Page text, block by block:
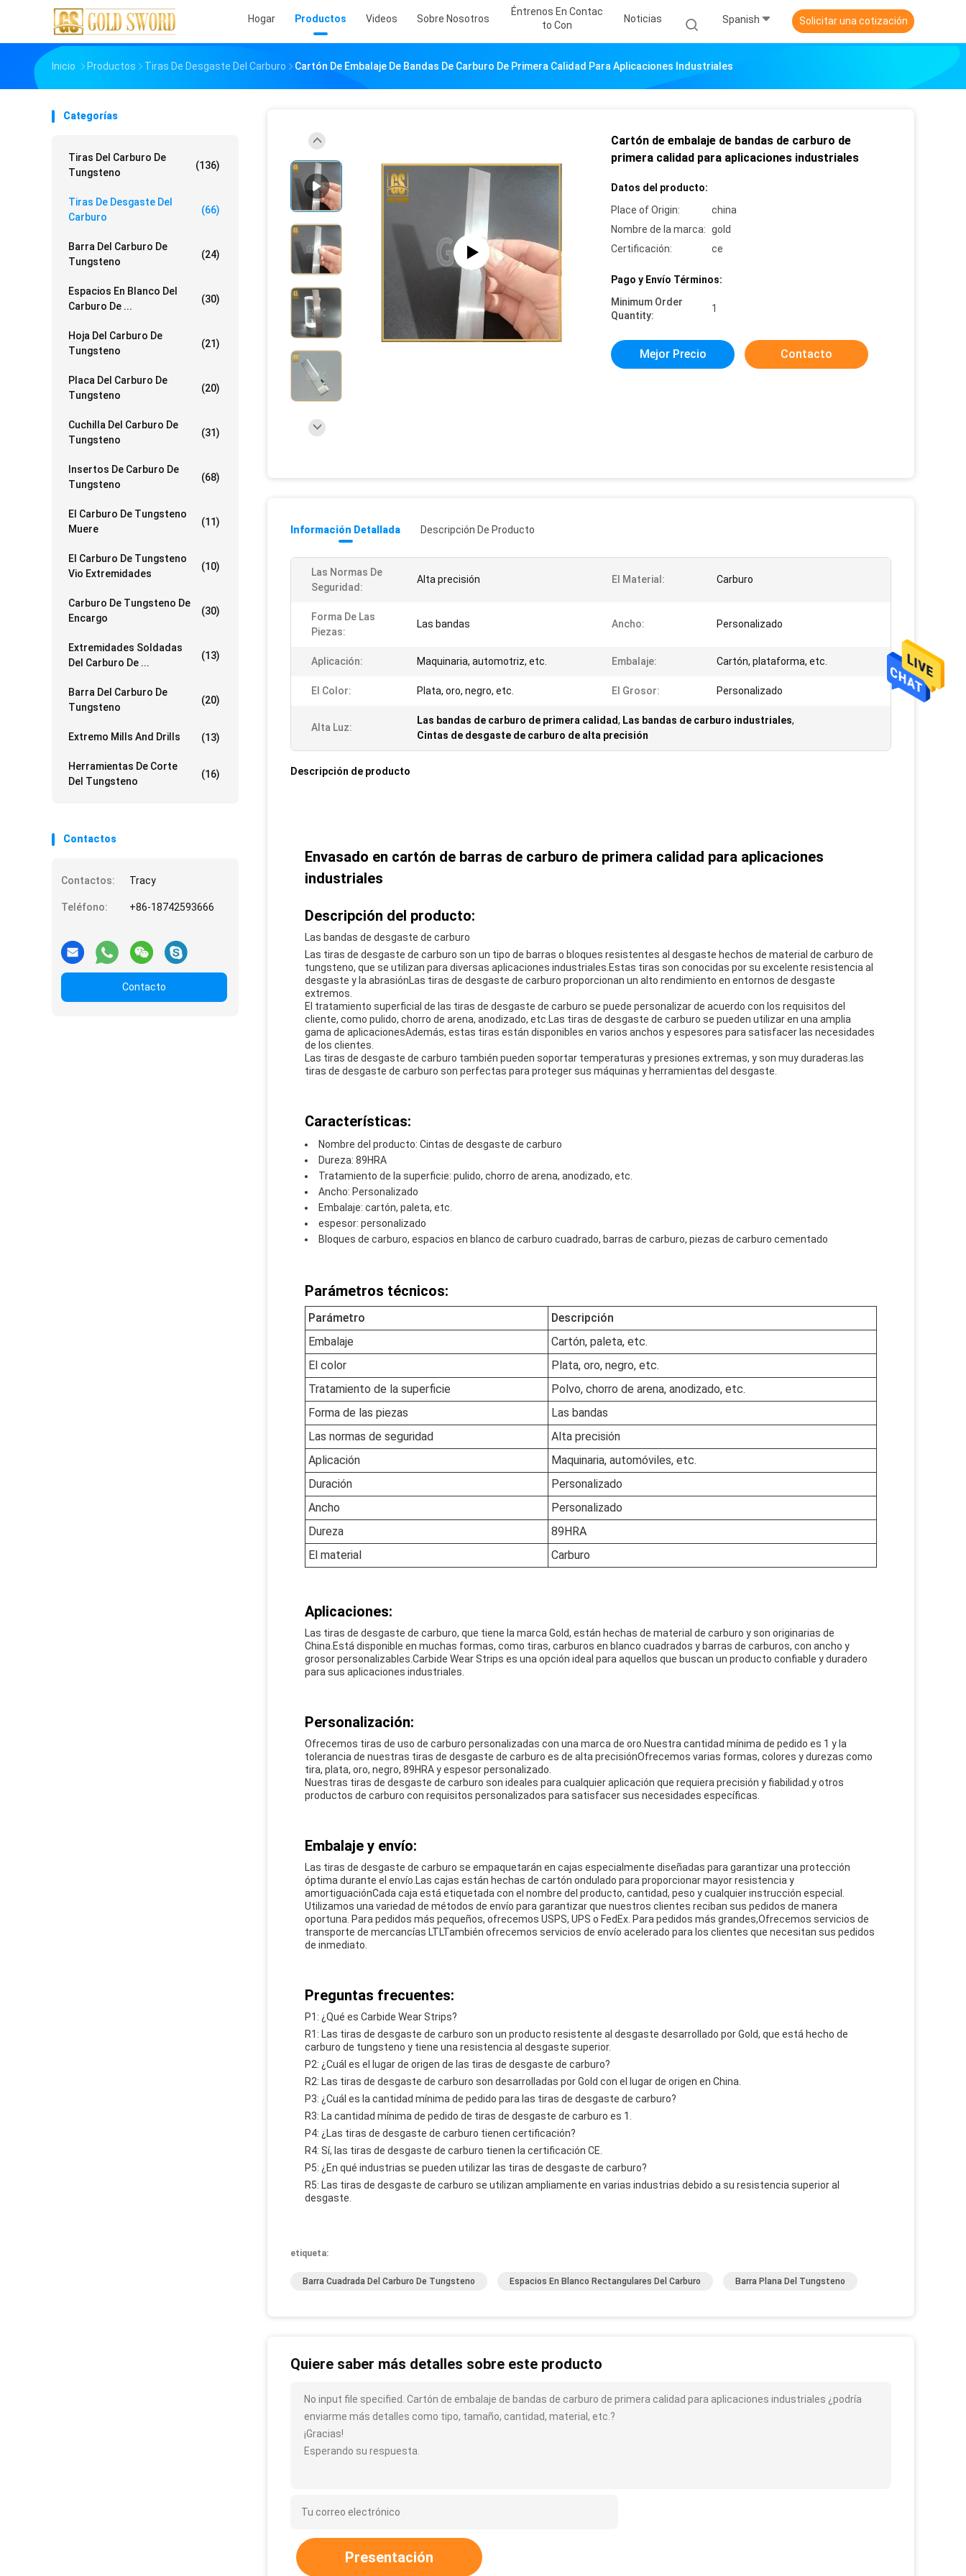
Hogar Productos Videos Sobre Nosotros
Éntrenos En Contac
To Con
Noticias Spanish Solicitar una cotización
Inicio Productos Tiras De Desgaste Del Carburo Cartón De Embalaje De Bandas De Carburo De Primera Calidad Para Aplicaciones Industriales
Categorías
Tiras Del Carburo De
Tungsteno
(136)
Tiras De Desgaste Del
Carburo
(66)
Barra Del Carburo De
Tungsteno
(24)
Espacios En Blanco Del
Carburo De ...
(30)
Hoja Del Carburo De
Tungsteno
(21)
Placa Del Carburo De
Tungsteno
(20)
Cuchilla Del Carburo De
Tungsteno
(31)
Insertos De Carburo De
Tungsteno
(68)
El Carburo De Tungsteno
Muere
(11)
El Carburo De Tungsteno
Vio Extremidades
(10)
Carburo De Tungsteno De
Encargo
(30)
Extremidades Soldadas
Del Carburo De ...
(13)
Barra Del Carburo De
Tungsteno
(20)
Extremo Mills And Drills (13)
Herramientas De Corte
Del Tungsteno
(16)
Contactos
Contactos: Tracy
Teléfono: +86-18742593666
Contacto
Cartón de embalaje de bandas de carburo de
primera calidad para aplicaciones industriales
Datos del producto:
Place of Origin:
china
Nombre de la marca: gold
Certificación:
ce
Pago y Envío Términos:
Minimum Order
Quantity:
1
Mejor Precio Contacto
Información Detallada Descripción De Producto
Las Normas De
Seguridad:
Alta precisión El Material: Carburo
Forma De Las
Piezas:
Las bandas Ancho: Personalizado
Aplicación: Maquinaria, automotriz, etc. Embalaje: Cartón, plataforma, etc.
El Color: Plata, oro, negro, etc. El Grosor: Personalizado
Alta Luz:
Las bandas de carburo de primera calidad, Las bandas de carburo industriales,
Cintas de desgaste de carburo de alta precisión
Descripción de producto
Envasado en cartón de barras de carburo de primera calidad para aplicaciones
industriales
Descripción del producto:
Las bandas de desgaste de carburo
Las tiras de desgaste de carburo son un tipo de barras o bloques resistentes al desgaste hechos de material de carburo de
tungsteno, que se utilizan para diversas aplicaciones industriales.Estas tiras son conocidas por su excelente resistencia al
desgaste y la abrasiónLas tiras de desgaste de carburo proporcionan un alto rendimiento en entornos de desgaste
extremos.
El tratamiento superficial de las tiras de desgaste de carburo se puede personalizar de acuerdo con los requisitos del
cliente, como pulido, chorro de arena, anodizado, etc.Las tiras de desgaste de carburo se pueden utilizar en una amplia
gama de aplicacionesAdemás, estas tiras están disponibles en varios anchos y espesores para satisfacer las necesidades
de los clientes.
Las tiras de desgaste de carburo también pueden soportar temperaturas y presiones extremas, y son muy duraderas.las
tiras de desgaste de carburo son perfectas para proteger sus máquinas y herramientas del desgaste.
Características:
Nombre del producto: Cintas de desgaste de carburo
Dureza: 89HRA
Tratamiento de la superficie: pulido, chorro de arena, anodizado, etc.
Ancho: Personalizado
Embalaje: cartón, paleta, etc.
espesor: personalizado
Bloques de carburo, espacios en blanco de carburo cuadrado, barras de carburo, piezas de carburo cementado
Parámetros técnicos:
Parámetro
Descripción
Embalaje
Cartón, paleta, etc.
El color
Plata, oro, negro, etc.
Tratamiento de la superficie
Polvo, chorro de arena, anodizado, etc.
Forma de las piezas
Las bandas
Las normas de seguridad
Alta precisión
Aplicación
Maquinaria, automóviles, etc.
Duración
Personalizado
Ancho
Personalizado
Dureza
89HRA
El material
Carburo
Aplicaciones:
Las tiras de desgaste de carburo, que tiene la marca Gold, están hechas de material de carburo y son originarias de
China.Está disponible en muchas formas, como tiras, carburos en blanco cuadrados y barras de carburos, con ancho y
grosor personalizables.Carbide Wear Strips es una opción ideal para aquellos que buscan un producto confiable y duradero
para sus aplicaciones industriales.
Personalización:
Ofrecemos tiras de uso de carburo personalizadas con una marca de oro.Nuestra cantidad mínima de pedido es 1 y la
tolerancia de nuestras tiras de desgaste de carburo es de alta precisiónOfrecemos varias formas, colores y durezas como
tira, plata, oro, negro, 89HRA y espesor personalizado.
Nuestras tiras de desgaste de carburo son ideales para cualquier aplicación que requiera precisión y fiabilidad.y otros
productos de carburo con requisitos personalizados para satisfacer sus necesidades específicas.
Embalaje y envío:
Las tiras de desgaste de carburo se empaquetarán en cajas especialmente diseñadas para garantizar una protección
óptima durante el envío.Las cajas están hechas de cartón ondulado para proporcionar mayor resistencia y
amortiguaciónCada caja está etiquetada con el nombre del producto, cantidad, peso y cualquier instrucción especial.
Utilizamos una variedad de métodos de envío para garantizar que nuestros clientes reciban sus pedidos de manera
oportuna. Para pedidos más pequeños, ofrecemos USPS, UPS o FedEx. Para pedidos más grandes,Ofrecemos servicios de
transporte de mercancías LTLTambién ofrecemos servicios de envío acelerado para los clientes que necesitan sus pedidos
de inmediato.
Preguntas frecuentes:
P1: ¿Qué es Carbide Wear Strips?
R1: Las tiras de desgaste de carburo son un producto resistente al desgaste desarrollado por Gold, que está hecho de
carburo de tungsteno y tiene una resistencia al desgaste superior.
P2: ¿Cuál es el lugar de origen de las tiras de desgaste de carburo?
R2: Las tiras de desgaste de carburo son desarrolladas por Gold con el lugar de origen en China.
P3: ¿Cuál es la cantidad mínima de pedido para las tiras de desgaste de carburo?
R3: La cantidad mínima de pedido de tiras de desgaste de carburo es 1.
P4: ¿Las tiras de desgaste de carburo tienen certificación?
R4: Sí, las tiras de desgaste de carburo tienen la certificación CE.
P5: ¿En qué industrias se pueden utilizar las tiras de desgaste de carburo?
R5: Las tiras de desgaste de carburo se utilizan ampliamente en varias industrias debido a su resistencia superior al
desgaste.
etiqueta:
Barra Cuadrada Del Carburo De Tungsteno Espacios En Blanco Rectangulares Del Carburo Barra Plana Del Tungsteno
Quiere saber más detalles sobre este producto
No input file specified. Cartón de embalaje de bandas de carburo de primera calidad para aplicaciones industriales ¿podría
enviarme más detalles como tipo, tamaño, cantidad, material, etc.?
¡Gracias!
Esperando su respuesta.
Presentación